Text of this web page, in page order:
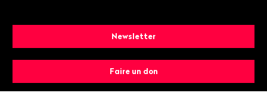
Newsletter
Faire un don